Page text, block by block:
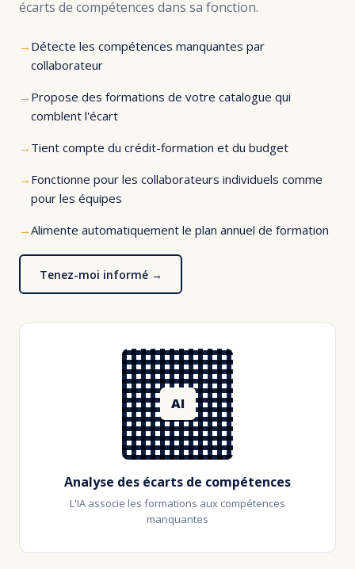
écarts de compétences dans sa fonction.
Détecte les compétences manquantes par
collaborateur
Propose des formations de votre catalogue qui
comblent l'écart
Tient compte du crédit-formation et du budget
Fonctionne pour les collaborateurs individuels comme
pour les équipes
Alimente automatiquement le plan annuel de formation
Tenez-moi informé →
Analyse des écarts de compétences
L'IA associe les formations aux compétences
manquantes